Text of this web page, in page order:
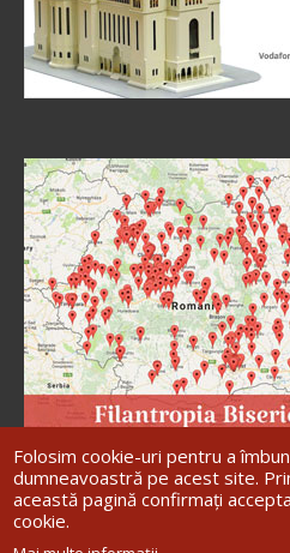
Folosim cookie-uri pentru a
dumneavoastră pe acest site.
această pagină confirmați
cookie.